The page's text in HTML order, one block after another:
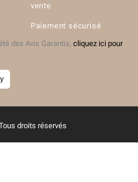
vente
Paiement sécurisé
des Avis Garantis, cliquez ici pour
droits réservés